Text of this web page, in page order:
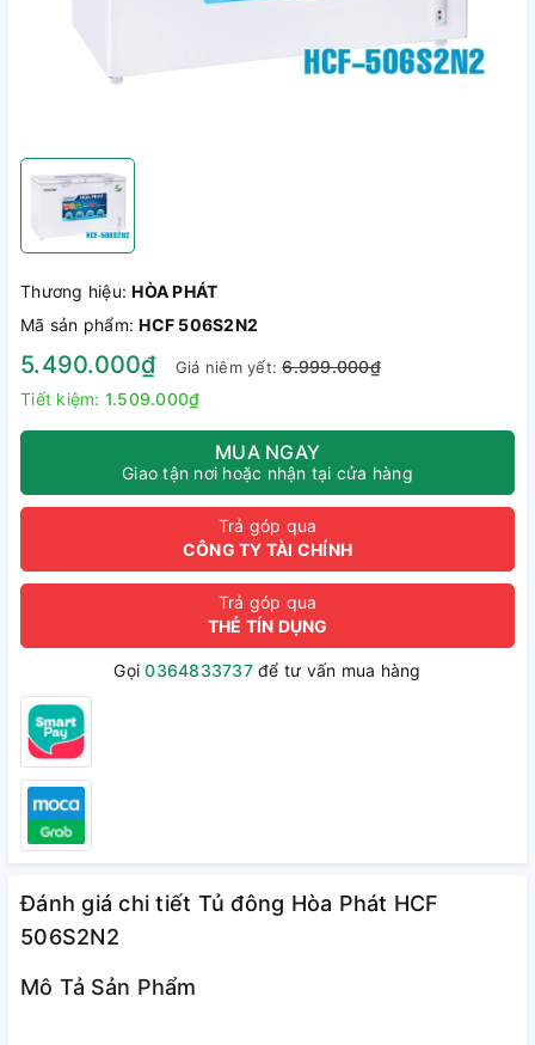
Thương hiệu:HÒA PHÁT
Mã sản phẩm:HCF 506S2N2
5.490.000₫ Giá niêm yết:6.999.000₫
Tiết kiệm: 1.509.000₫
MUA NGAY
Giao tận nơi hoặc nhận tại cửa hàng
Trả góp qua
CÔNG TY TÀI CHÍNH
Trả góp qua
THẺ TÍN DỤNG
Gọi0364833737để tư vấn mua hàng
Đánh giá chi tiết Tủ đông Hòa Phát HCF
506S2N2
Mô Tả Sản Phẩm